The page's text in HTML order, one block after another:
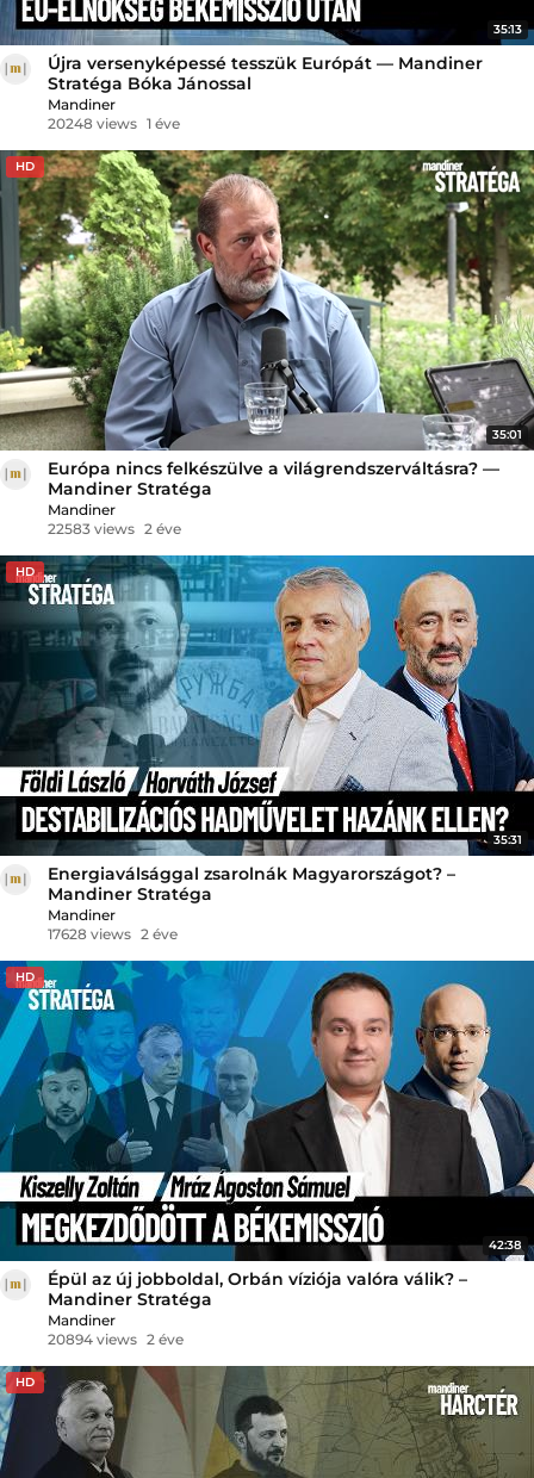
35:13
Újra versenyképessé tesszük Európát — Mandiner
Stratéga Bóka Jánossal
Mandiner
20248 views 1 éve
HD
35:01
Európa nincs felkészülve a világrendszerváltásra? —
Mandiner Stratéga
Mandiner
22583 views 2 éve
HD
35:31
Energiaválsággal zsarolnák Magyarországot? –
Mandiner Stratéga
Mandiner
17628 views 2 éve
HD
42:38
Épül az új jobboldal, Orbán víziója valóra válik? –
Mandiner Stratéga
Mandiner
20894 views 2 éve
HD